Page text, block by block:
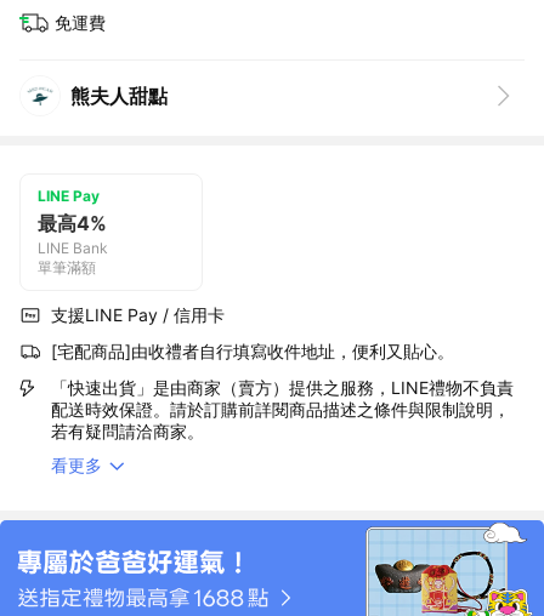
免運費
熊夫人甜點
LINE Pay
最高4%
LINE Bank
單筆滿額
支援LINE Pay / 信用卡
[宅配商品]由收禮者自行填寫收件地址，便利又貼心。
「快速出貨」是由商家（賣方）提供之服務，LINE禮物不負責
配送時效保證。請於訂購前詳閱商品描述之條件與限制說明，
若有疑問請洽商家。
看更多